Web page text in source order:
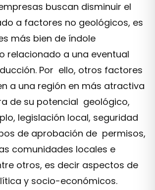
buscan disminuir el
a factores no geológicos, es
más bien de índole
relacionado a una eventual
Por ello, otros factores
a una región en más atractiva
de su potencial geológico,
legislación local, seguridad
de aprobación de permisos,
comunidades locales e
otros, es decir aspectos de
y socio-económicos.